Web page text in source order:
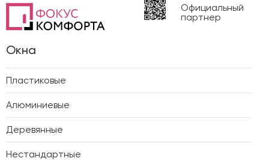
Официальный
партнер
Окна
Пластиковые
Алюминиевые
Деревянные
Нестандартные